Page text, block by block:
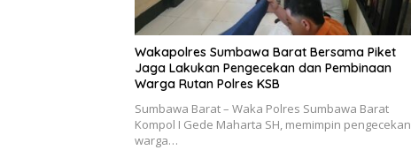
Wakapolres Sumbawa Barat Bersama Piket
Jaga Lakukan Pengecekan dan Pembinaan
Warga Rutan Polres KSB
Sumbawa Barat – Waka Polres Sumbawa Barat
Kompol I Gede Maharta SH, memimpin pengecekan
warga…